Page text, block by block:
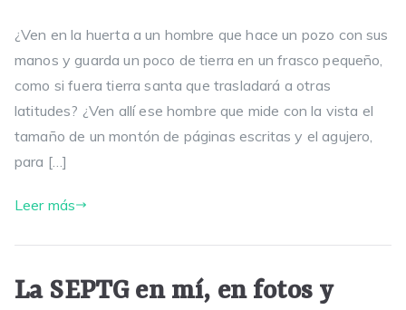
¿Ven en la huerta a un hombre que hace un pozo con sus
manos y guarda un poco de tierra en un frasco pequeño,
como si fuera tierra santa que trasladará a otras
latitudes? ¿Ven allí ese hombre que mide con la vista el
tamaño de un montón de páginas escritas y el agujero,
para […]
Leer más
La SEPTG en mí, en fotos y